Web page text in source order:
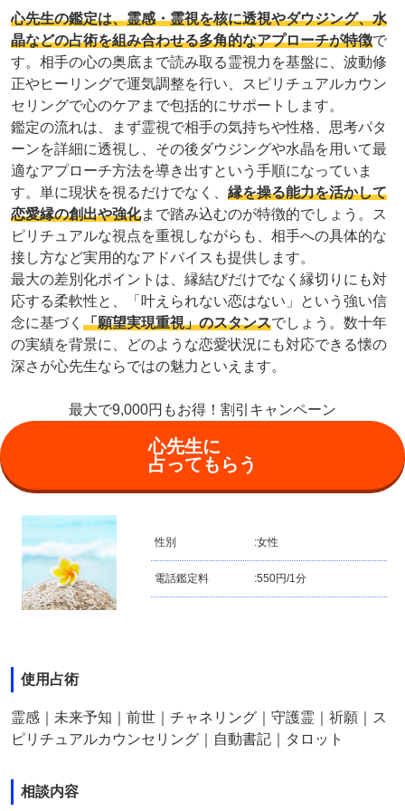
心先生の鑑定は、霊感・霊視を核に透視やダウジング、水
晶などの占術を組み合わせる多角的なアプローチが特徴で
す。相手の心の奥底まで読み取る霊視力を基盤に、波動修
正やヒーリングで運気調整を行い、スピリチュアルカウン
セリングで心のケアまで包括的にサポートします。
鑑定の流れは、まず霊視で相手の気持ちや性格、思考パタ
ーンを詳細に透視し、その後ダウジングや水晶を用いて最
適なアプローチ方法を導き出すという手順になっていま
す。単に現状を視るだけでなく、 縁を操る能力を活かして
恋愛縁の創出や強化まで踏み込むのが特徴的でしょう。ス
ピリチュアルな視点を重視しながらも、相手への具体的な
接し方など実用的なアドバイスも提供します。
最大の差別化ポイントは、縁結びだけでなく縁切りにも対
応する柔軟性と、「叶えられない恋はない」という強い信
念に基づく 「願望実現重視」のスタンスでしょう。数十年
の実績を背景に、どのような恋愛状況にも対応できる懐の
深さが心先生ならではの魅力といえます。
最大で9,000円もお得！割引キャンペーン
心先生に
占ってもらう
性別 :女性
電話鑑定料 :550円/1分
使用占術
霊感｜未来予知｜前世｜チャネリング｜守護霊｜祈願｜ス
ピリチュアルカウンセリング｜自動書記｜タロット
相談内容